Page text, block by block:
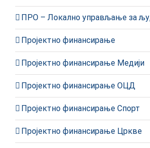
ПРО – Локално управљање за
Пројектно финансирање
Пројектно финансирање Медији
Пројектно финансирање ОЦД
Пројектно финансирање Спорт
Пројектно финансирање Цркве